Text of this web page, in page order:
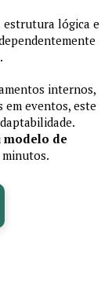
estrutura lógica e
internos,
eventos, este
modelo de